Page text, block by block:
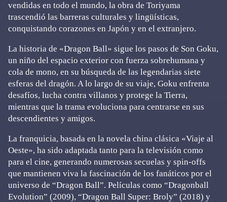
vendidas en todo el mundo, la obra de Toriyama
trascendió las barreras culturales y lingüísticas,
conquistando corazones en Japón y en el extranjero.
La historia de «Dragon Ball» sigue los pasos de Son Goku,
un niño del espacio exterior con fuerza sobrehumana y
cola de mono, en su búsqueda de las legendarias siete
esferas del dragón. A lo largo de su viaje, Goku enfrenta
desafíos, lucha contra villanos y protege la Tierra,
mientras que la trama evoluciona para centrarse en sus
descendientes y amigos.
La franquicia, basada en la novela china clásica «Viaje al
Oeste», ha sido adaptada tanto para la televisión como
para el cine, generando numerosas secuelas y spin-offs
que mantienen viva la fascinación de los fanáticos por el
universo de “Dragon Ball”. Películas como “Dragonball
Evolution” (2009), “Dragon Ball Super: Broly” (2018) y